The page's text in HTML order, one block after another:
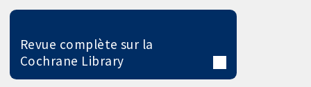
Revue complète sur la
Cochrane Library